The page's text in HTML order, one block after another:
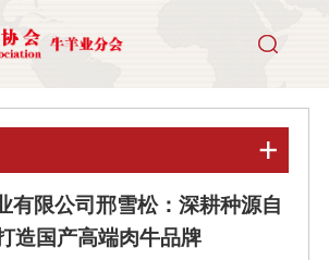
有限公司邢雪松：深耕种源自
造国产高端肉牛品牌